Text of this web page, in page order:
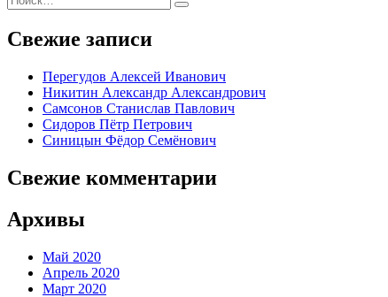
Поиск
Свежие записи
Перегудов Алексей Иванович
Никитин Александр Александрович
Самсонов Станислав Павлович
Сидоров Пётр Петрович
Синицын Фёдор Семёнович
Свежие комментарии
Архивы
Май 2020
Апрель 2020
Март 2020